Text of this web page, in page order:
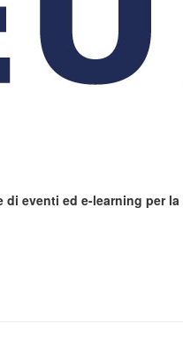
di eventi ed e-learning per